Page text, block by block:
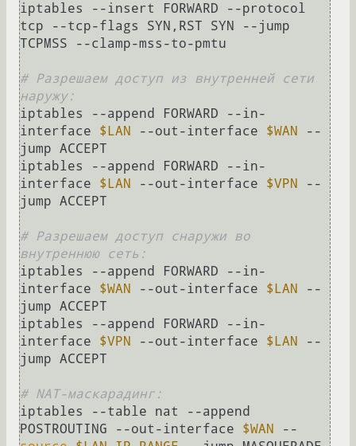
iptables --insert FORWARD --protocol
tcp --tcp-flags SYN,RST SYN --jump
TCPMSS --clamp-mss-to-pmtu
# Разрешаем доступ из внутренней сети
наружу:
iptables --append FORWARD --in-
interface $LAN --out-interface $WAN
--
jump ACCEPT
iptables --append FORWARD --in-
interface $LAN --out-interface $VPN
--
jump ACCEPT
# Разрешаем доступ снаружи во
внутреннюю сеть:
iptables --append FORWARD --in-
interface $WAN --out-interface $LAN
--
jump ACCEPT
iptables --append FORWARD --in-
interface $VPN --out-interface $LAN
--
jump ACCEPT
# NAT-маскарадинг:
iptables --table nat --append
POSTROUTING --out-interface $WAN
--